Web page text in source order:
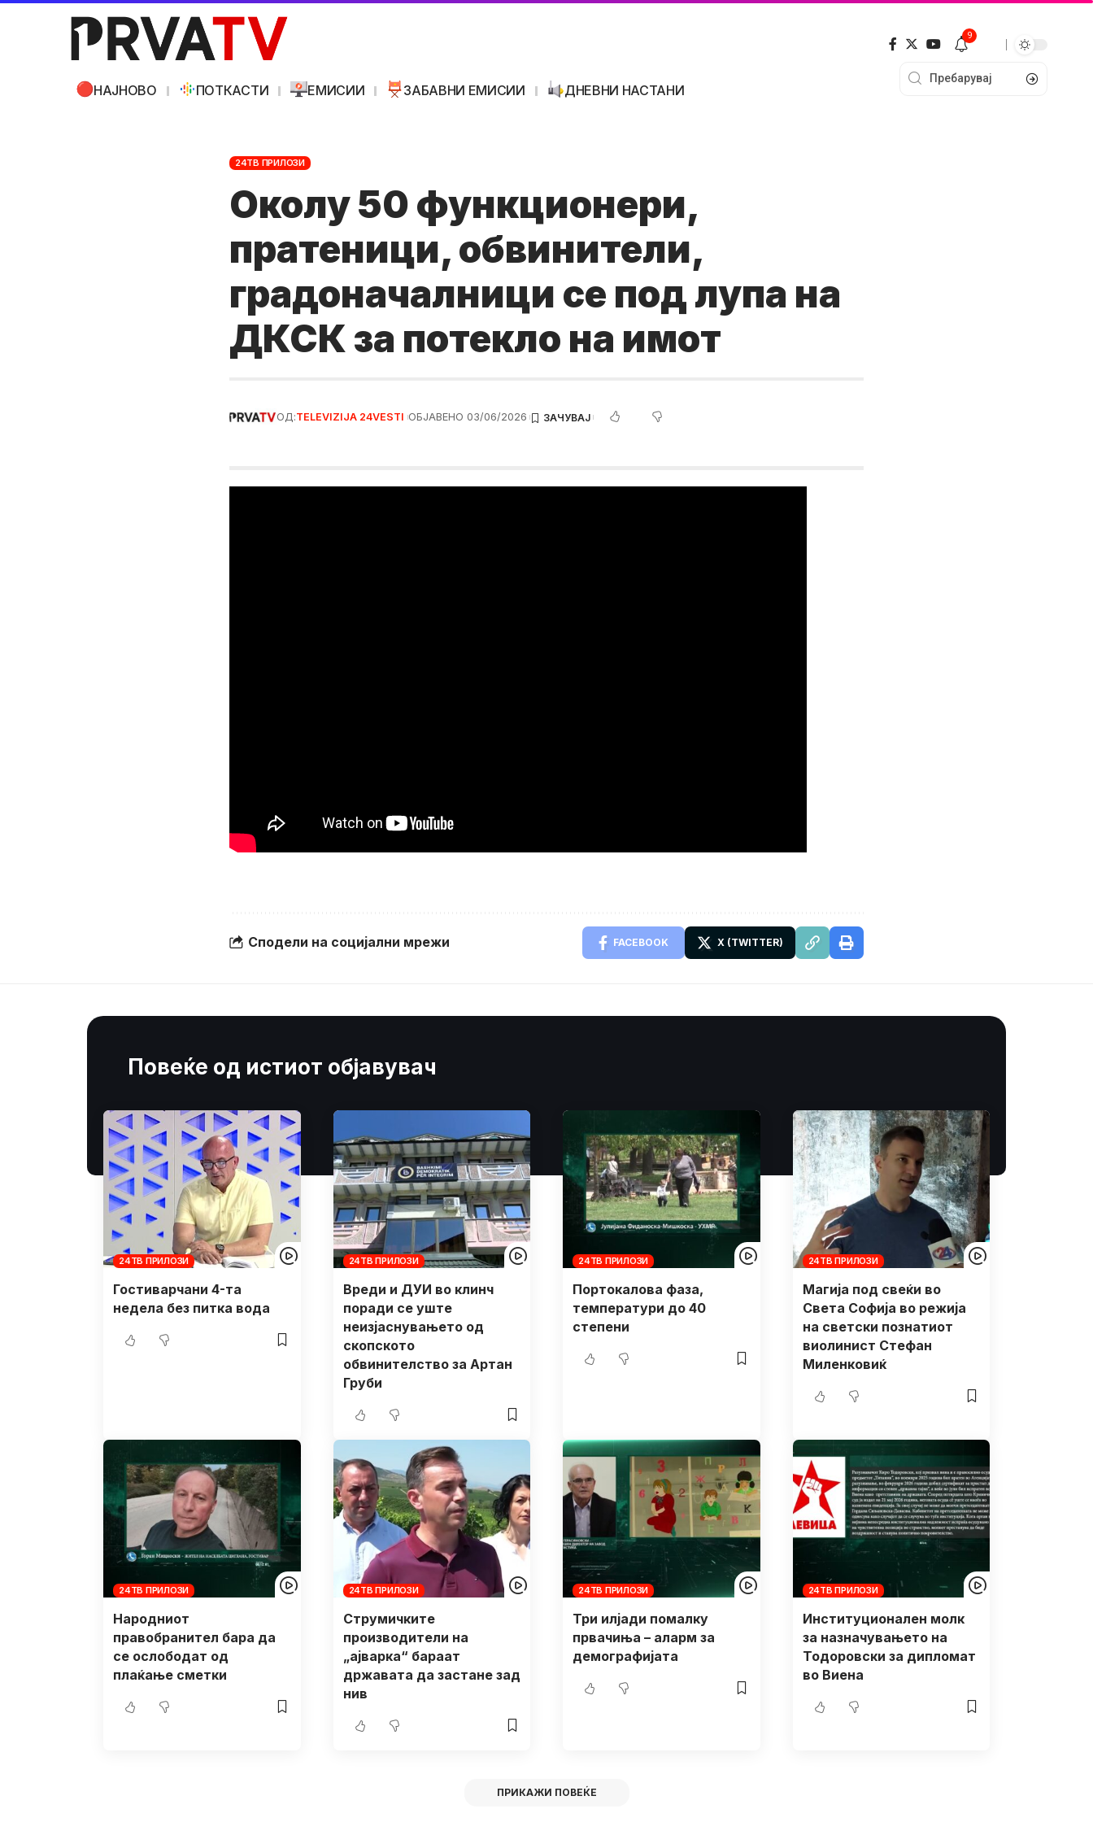
НАЈНОВО ПОТКАСТИ ЕМИСИИ ЗАБАВНИ ЕМИСИИ ДНЕВНИ НАСТАНИ
9
24ТВ ПРИЛОЗИ
Околу 50 функционери,
пратеници, обвинители,
градоначалници се под лупа на
ДКСК за потекло на имот
ОД:TELEVIZIJA 24VESTI ОБЈАВЕНО 03/06/2026
Сподели на социјални мрежи FACEBOOK X (TWITTER)
Повеќе од истиот објавувач
24ТВ ПРИЛОЗИ
Гостиварчани 4-та
недела без питка вода
24ТВ ПРИЛОЗИ
Вреди и ДУИ во клинч
поради се уште
неизјаснувањето од
скопското
обвинителство за Артан
Груби
24ТВ ПРИЛОЗИ
Портокалова фаза,
температури до 40
степени
24ТВ ПРИЛОЗИ
Магија под свеќи во
Света Софија во режија
на светски познатиот
виолинист Стефан
Миленковиќ
24ТВ ПРИЛОЗИ
Народниот
правобранител бара да
се ослободат од
плаќање сметки
24ТВ ПРИЛОЗИ
Струмичките
производители на
„ајварка“ бараат
државата да застане зад
нив
24ТВ ПРИЛОЗИ
Три илјади помалку
првачиња – аларм за
демографијата
24ТВ ПРИЛОЗИ
Институционален молк
за назначувањето на
Тодоровски за дипломат
во Виена
ПРИКАЖИ ПОВЕЌЕ